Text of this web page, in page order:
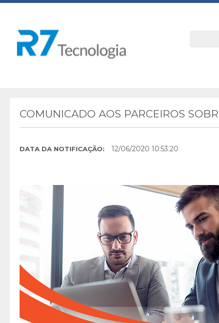
COMUNICADO AOS PARCEIROS
DATA DA NOTIFICAÇÃO: 12/06/2020 10:53:20